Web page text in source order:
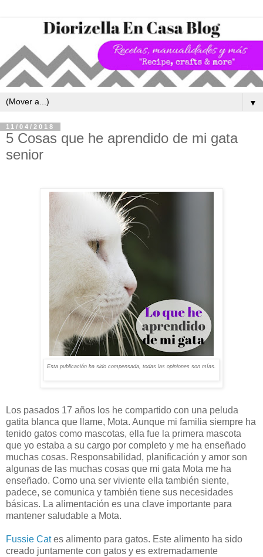
▼
11/04/2018
5 Cosas que he aprendido de mi gata
senior
Esta publicación ha sido compensada, todas las opiniones son mías.
Los pasados 17 años los he compartido con una peluda
gatita blanca que llame, Mota. Aunque mi familia siempre ha
tenido gatos como mascotas, ella fue la primera mascota
que yo estaba a su cargo por completo y me ha enseñado
muchas cosas. Responsabilidad, planificación y amor son
algunas de las muchas cosas que mi gata Mota me ha
enseñado. Como una ser viviente ella también siente,
padece, se comunica y también tiene sus necesidades
básicas. La alimentación es una clave importante para
mantener saludable a Mota.
Fussie Cates alimento para gatos. Este alimento ha sido
creado juntamente con gatos y es extremadamente